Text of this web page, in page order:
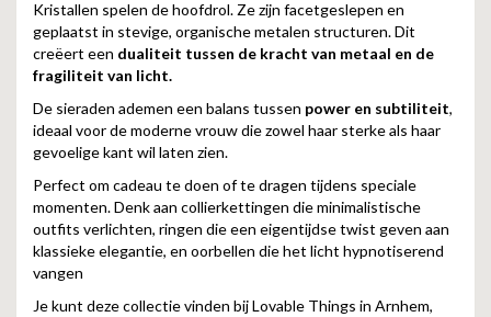
Kristallen spelen de hoofdrol. Ze zijn facetgeslepen en
geplaatst in stevige, organische metalen structuren. Dit
creëert een dualiteit tussen de kracht van metaal en de
fragiliteit van licht.
De sieraden ademen een balans tussen power en subtiliteit,
ideaal voor de moderne vrouw die zowel haar sterke als haar
gevoelige kant wil laten zien.
Perfect om cadeau te doen of te dragen tijdens speciale
momenten. Denk aan collierkettingen die minimalistische
outfits verlichten, ringen die een eigentijdse twist geven aan
klassieke elegantie, en oorbellen die het licht hypnotiserend
vangen
Je kunt deze collectie vinden bij Lovable Things in Arnhem,